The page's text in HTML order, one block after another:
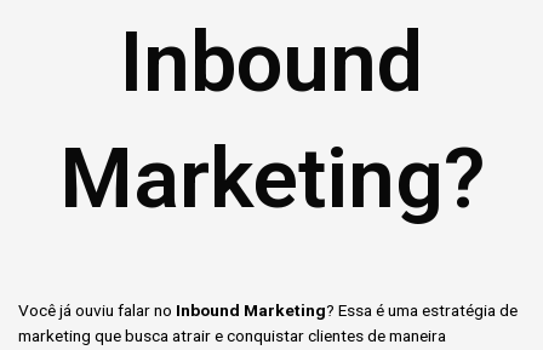
Inbound
Marketing?
Você já ouviu falar no Inbound Marketing? Essa é uma estratégia de
marketing que busca atrair e conquistar clientes de maneira